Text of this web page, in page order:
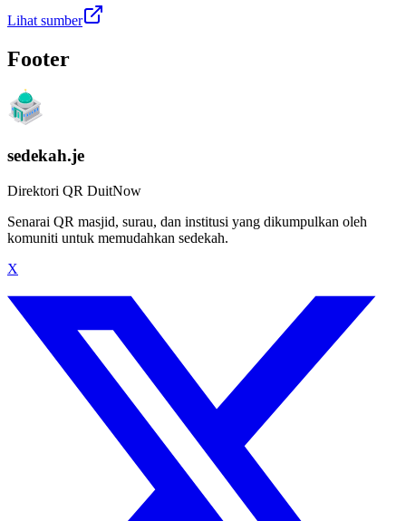
Lihat sumber
Footer
sedekah.je
Direktori QR DuitNow
Senarai QR masjid, surau, dan institusi yang dikumpulkan oleh
komuniti untuk memudahkan sedekah.
X